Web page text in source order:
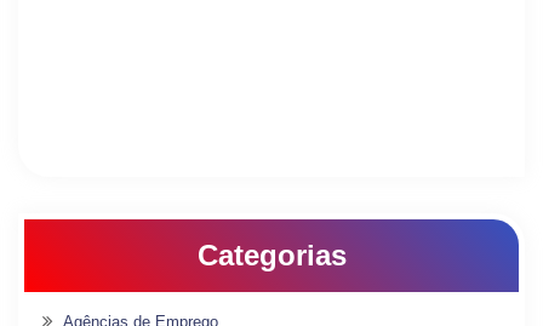
Categorias
Agências de Emprego